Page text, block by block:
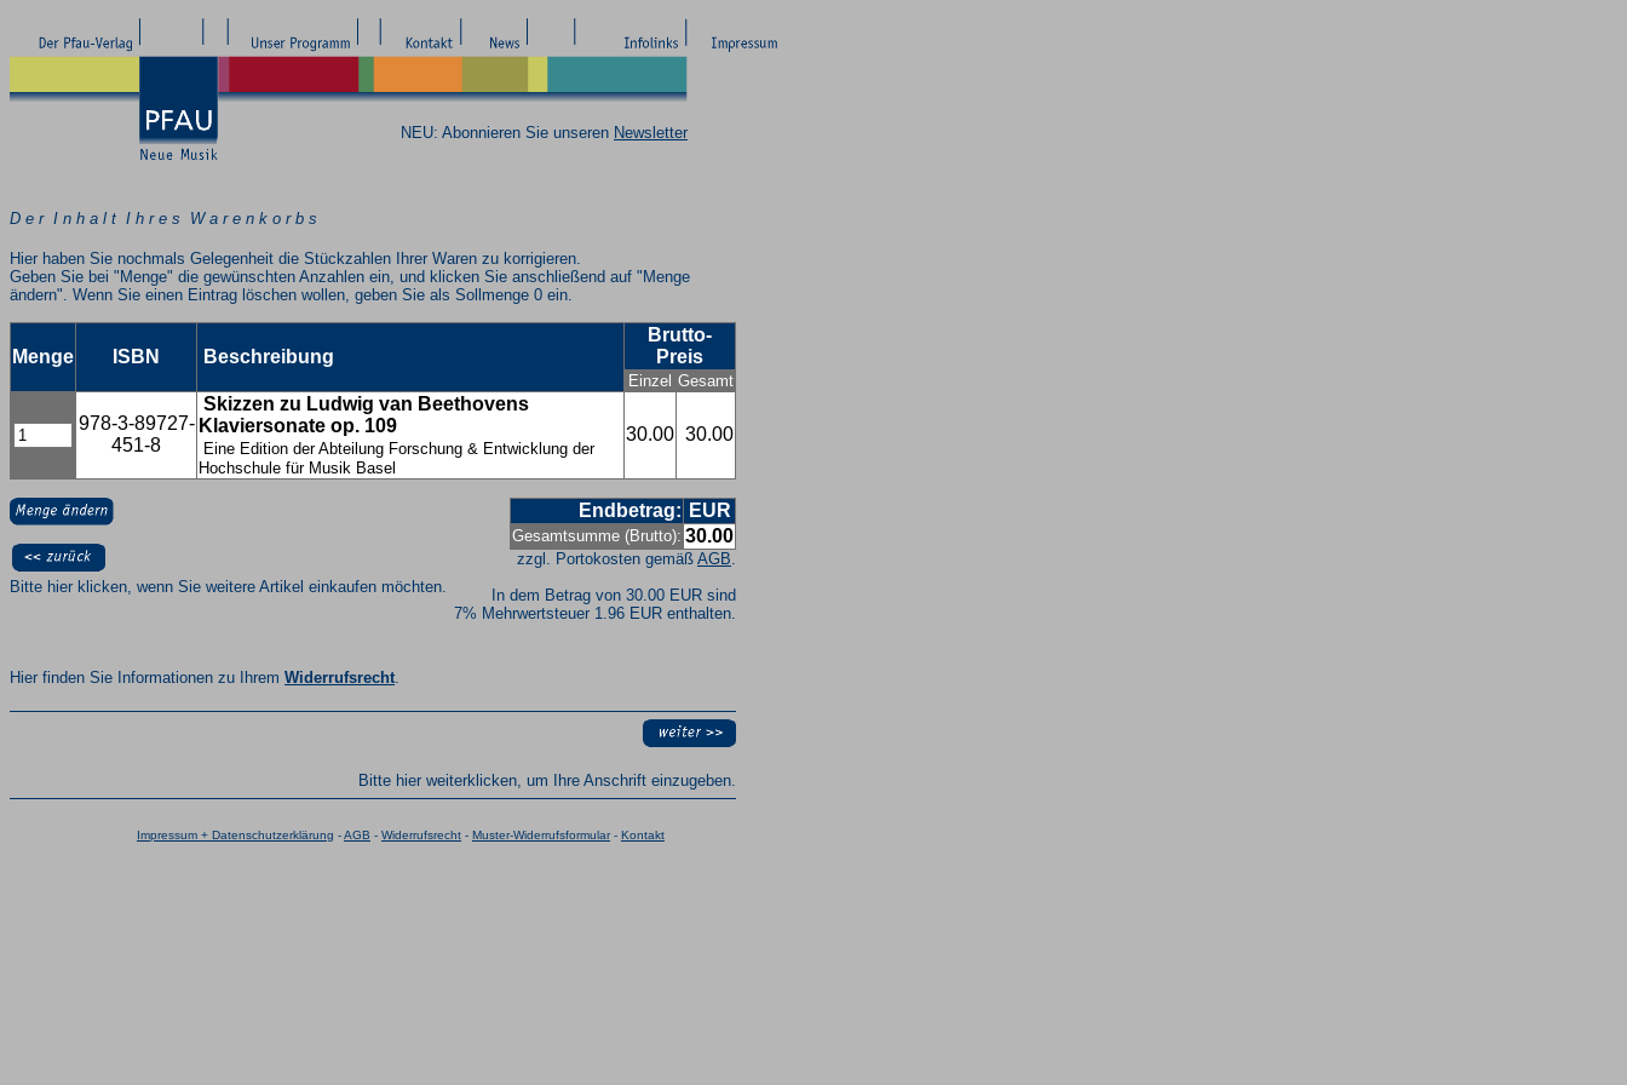
NEU: Abonnieren Sie unseren Newsletter
D e r I n h a l t I h r e s W a r e n k o r b s
Hier haben Sie nochmals Gelegenheit die Stückzahlen Ihrer Waren zu korrigieren.
Geben Sie bei "Menge" die gewünschten Anzahlen ein, und klicken Sie anschließend auf "Menge
ändern". Wenn Sie einen Eintrag löschen wollen, geben Sie als Sollmenge 0 ein.
Menge ISBN Beschreibung
Brutto-
Preis
Einzel Gesamt
978-3-89727-
451-8
Skizzen zu Ludwig van Beethovens
Klaviersonate op. 109
Eine Edition der Abteilung Forschung & Entwicklung der
Hochschule für Musik Basel
30.00 30.00
Endbetrag: EUR
Gesamtsumme (Brutto): 30.00
zzgl. Portokosten gemäß AGB.
In dem Betrag von 30.00 EUR sind
7% Mehrwertsteuer 1.96 EUR enthalten.
Bitte hier klicken, wenn Sie weitere Artikel einkaufen möchten.
Hier finden Sie Informationen zu Ihrem Widerrufsrecht.
Bitte hier weiterklicken, um Ihre Anschrift einzugeben.
Impressum + Datenschutzerklärung -AGB - Widerrufsrecht - Muster-Widerrufsformular- Kontakt